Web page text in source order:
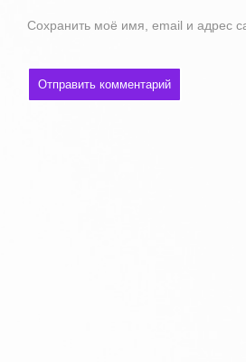
Сохранить моё имя, email и адрес